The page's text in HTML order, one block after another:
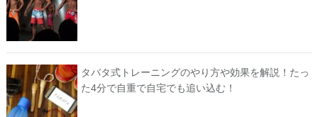
タバタ式トレーニングのやり方や効果を解説！たっ
た4分で自重で自宅でも追い込む！